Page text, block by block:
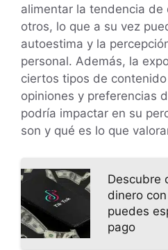
alimentar la tendencia de
otros, lo que a su vez
autoestima y la
personal. Además, la
ciertos tipos de
opiniones y preferencias
podría impactar en su
son y qué es lo que
Descubre
dinero
puedes
pago